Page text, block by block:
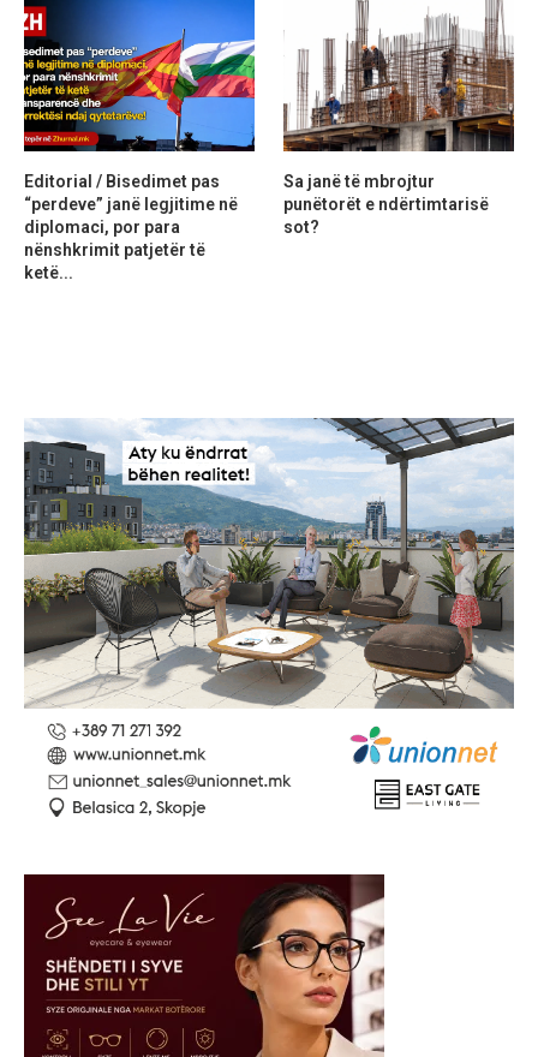
Editorial / Bisedimet pas
“perdeve” janë legjitime në
diplomaci, por para
nënshkrimit patjetër të
ketë...
Sa janë të mbrojtur
punëtorët e ndërtimtarisë
sot?